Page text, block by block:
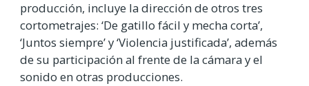
producción, incluye la dirección de otros tres
cortometrajes: ‘De gatillo fácil y mecha corta’,
‘Juntos siempre’ y ‘Violencia justificada’, además
de su participación al frente de la cámara y el
sonido en otras producciones.